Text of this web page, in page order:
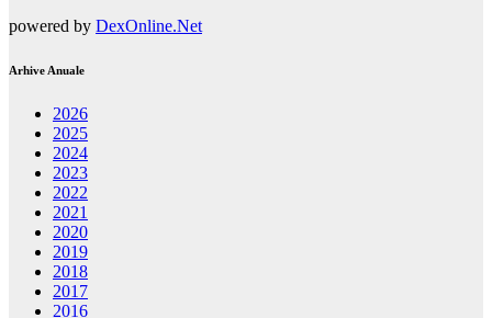
powered by DexOnline.Net
Arhive Anuale
2026
2025
2024
2023
2022
2021
2020
2019
2018
2017
2016